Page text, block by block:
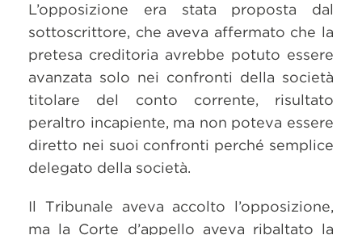
L’opposizione era stata proposta dal
sottoscrittore, che aveva affermato che la
pretesa creditoria avrebbe potuto essere
avanzata solo nei confronti della società
titolare del conto corrente, risultato
peraltro incapiente, ma non poteva essere
diretto nei suoi confronti perché semplice
delegato della società.
Il Tribunale aveva accolto l’opposizione,
ma la Corte d’appello aveva ribaltato la